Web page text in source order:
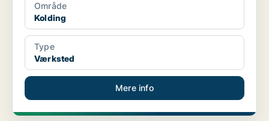
Område
Kolding
Type
Værksted
Mere info